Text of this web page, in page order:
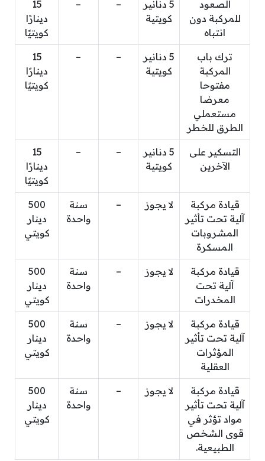
الصعود
للمركبة دون
انتباه
5 دنانير
كويتية
–
–
15
دينارًا
كويتيًا
ترك باب
المركبة
مفتوحا
معرضا
مستعملي
الطرق للخطر
5 دنانير
كويتية
–
–
15
دينارًا
كويتيًا
التسكير على
الآخرين
5 دنانير
كويتية
–
–
15
دينارًا
كويتيًا
قيادة مركبة
آلية تحت تأثير
المشروبات
المسكرة
لا يجوز –
سنة
واحدة
500
دينار
كويتي
قيادة مركبة
آلية تحت
المخدرات
لا يجوز –
سنة
واحدة
500
دينار
كويتي
قيادة مركبة
آلية تحت تأثير
المؤثرات
العقلية
لا يجوز –
سنة
واحدة
500
دينار
كويتي
قيادة مركبة
آلية تحت تأثير
مواد تؤثر في
قوى الشخص
الطبيعية.
لا يجوز –
سنة
واحدة
500
دينار
كويتي